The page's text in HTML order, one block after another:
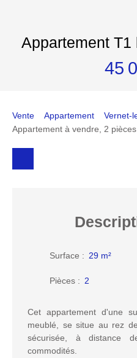
Appartement
45
Vente Appartement
Vernet-
Appartement à vendre, 2
Surface : 29 m²
Pièces : 2
Cet appartement d'une
meublé, se situe au rez
sécurisée, à distance
commodités.